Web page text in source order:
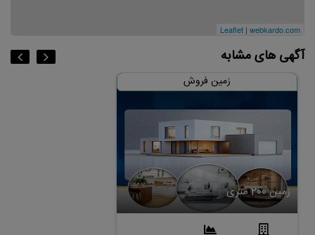
Leaflet | webkardo.com
آگهی های مشابه
زمین 200 متری
زمین فروش